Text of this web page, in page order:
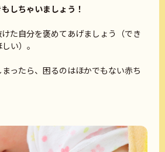
しちゃいましょう！
た自分を褒めてあげましょう（でき
い）。
ったら、困るのはほかでもない赤ち